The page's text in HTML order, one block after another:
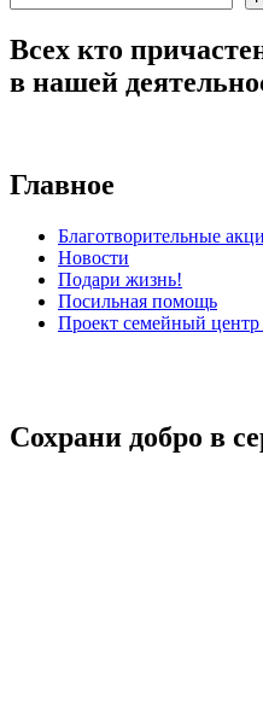
Всех кто
в нашей
Главное
Благотворительные
Новости
Подари жизнь!
Посильная помощь
Проект семейный центр
Сохрани добро в